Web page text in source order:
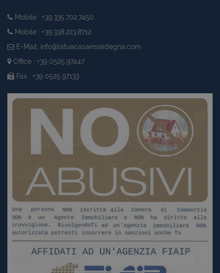
Mobile : +39.335.702.7450
Mobile : +39.338.223.8712
E-Mail: info@latuacasainsardegna.com
Office : +39 0525.97447
Fax : +39 0525.97133